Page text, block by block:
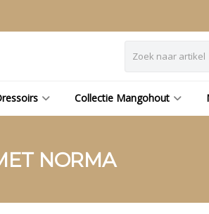
Collectie Mangohout
NORMA